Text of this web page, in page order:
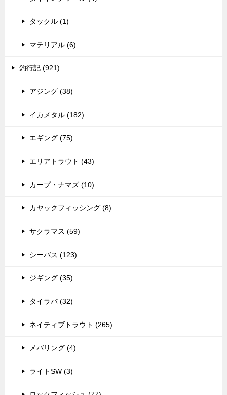
タックル (1)
マテリアル (6)
釣行記 (921)
アジング (38)
イカメタル (182)
エギング (75)
エリアトラウト (43)
カープ・ナマズ (10)
カヤックフィッシング (8)
サクラマス (59)
シーバス (123)
ジギング (35)
タイラバ (32)
ネイティブトラウト (265)
メバリング (4)
ライトSW (3)